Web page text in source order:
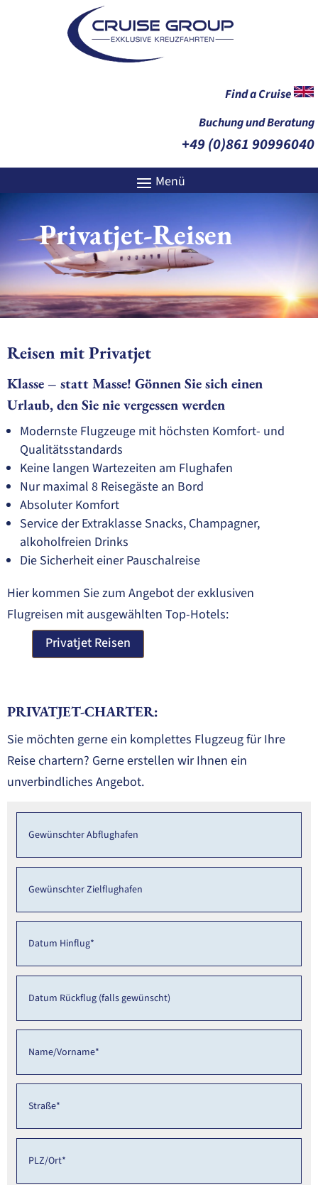
Find a Cruise
Buchung und Beratung
+49 (0)861 90996040
Privatjet-Reisen
Reisen mit Privatjet
Klasse – statt Masse! Gönnen Sie sich einen
Urlaub, den Sie nie vergessen werden
Modernste Flugzeuge mit höchsten Komfort- und
Qualitätsstandards
Keine langen Wartezeiten am Flughafen
Nur maximal 8 Reisegäste an Bord
Absoluter Komfort
Service der Extraklasse Snacks, Champagner,
alkoholfreien Drinks
Die Sicherheit einer Pauschalreise
Hier kommen Sie zum Angebot der exklusiven
Flugreisen mit ausgewählten Top-Hotels:
Privatjet Reisen
PRIVATJET-CHARTER:
Sie möchten gerne ein komplettes Flugzeug für Ihre
Reise chartern? Gerne erstellen wir Ihnen ein
unverbindliches Angebot.